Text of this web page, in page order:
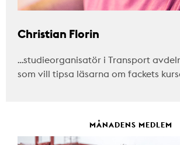
Christian Florin
…studieorganisatör i Transport
som vill tipsa läsarna om fackets
MÅNADENS MEDLEM